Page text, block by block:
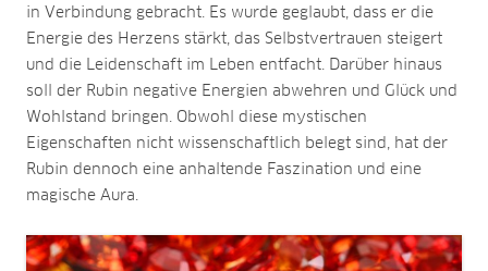
in Verbindung gebracht. Es wurde geglaubt, dass er die
Energie des Herzens stärkt, das Selbstvertrauen steigert
und die Leidenschaft im Leben entfacht. Darüber hinaus
soll der Rubin negative Energien abwehren und Glück und
Wohlstand bringen. Obwohl diese mystischen
Eigenschaften nicht wissenschaftlich belegt sind, hat der
Rubin dennoch eine anhaltende Faszination und eine
magische Aura.